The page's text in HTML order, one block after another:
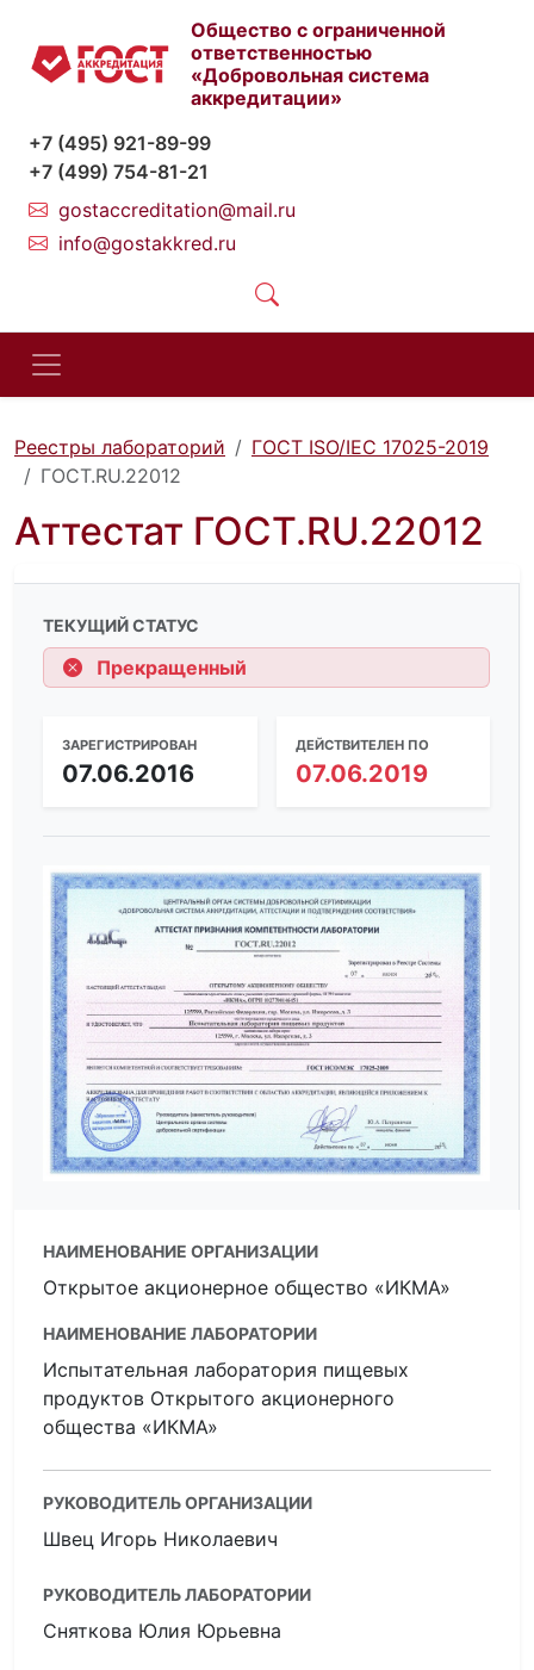
Общество с ограниченной
ответственностью
«Добровольная система
аккредитации»
+7 (495) 921-89-99
+7 (499) 754-81-21
gostaccreditation@mail.ru
info@gostakkred.ru
Реестры лабораторий
ГОСТ ISO/IEC 17025-2019
ГОСТ.RU.22012
Аттестат ГОСТ.RU.22012
ТЕКУЩИЙ СТАТУС
Прекращенный
ЗАРЕГИСТРИРОВАН
07.06.2016
ДЕЙСТВИТЕЛЕН ПО
07.06.2019
НАИМЕНОВАНИЕ ОРГАНИЗАЦИИ
Открытое акционерное общество «ИКМА»
НАИМЕНОВАНИЕ ЛАБОРАТОРИИ
Испытательная лаборатория пищевых
продуктов Открытого акционерного
общества «ИКМА»
РУКОВОДИТЕЛЬ ОРГАНИЗАЦИИ
Швец Игорь Николаевич
РУКОВОДИТЕЛЬ ЛАБОРАТОРИИ
Сняткова Юлия Юрьевна